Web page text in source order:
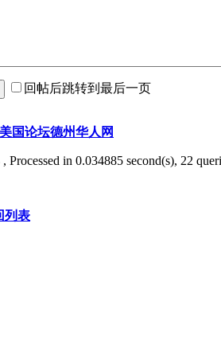
回帖后跳转到最后一页
美国论坛德州华人网
, Processed in 0.034885 second(s), 22
列表